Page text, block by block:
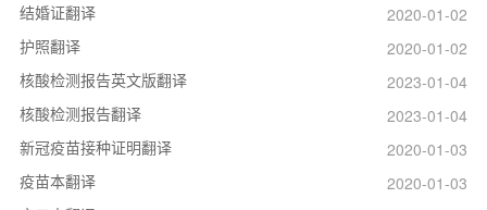
结婚证翻译
2020-01-02
护照翻译
2020-01-02
核酸检测报告英文版翻译
2023-01-04
核酸检测报告翻译
2023-01-04
新冠疫苗接种证明翻译
2020-01-03
疫苗本翻译
2020-01-03